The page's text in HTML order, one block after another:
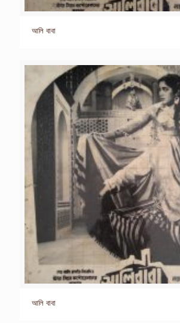
আলি বাবা
আলি বাবা